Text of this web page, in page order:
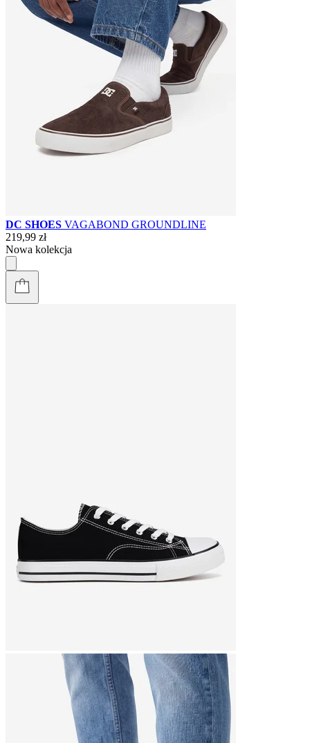
DC SHOES VAGABOND GROUNDLINE
219,99 zł
Nowa kolekcja